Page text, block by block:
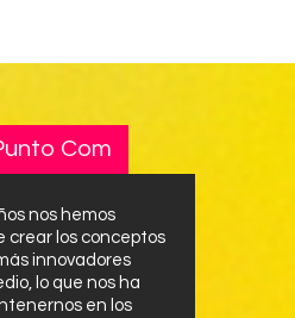
Com
nos hemos
crear los conceptos
innovadores
lo que nos ha
en los